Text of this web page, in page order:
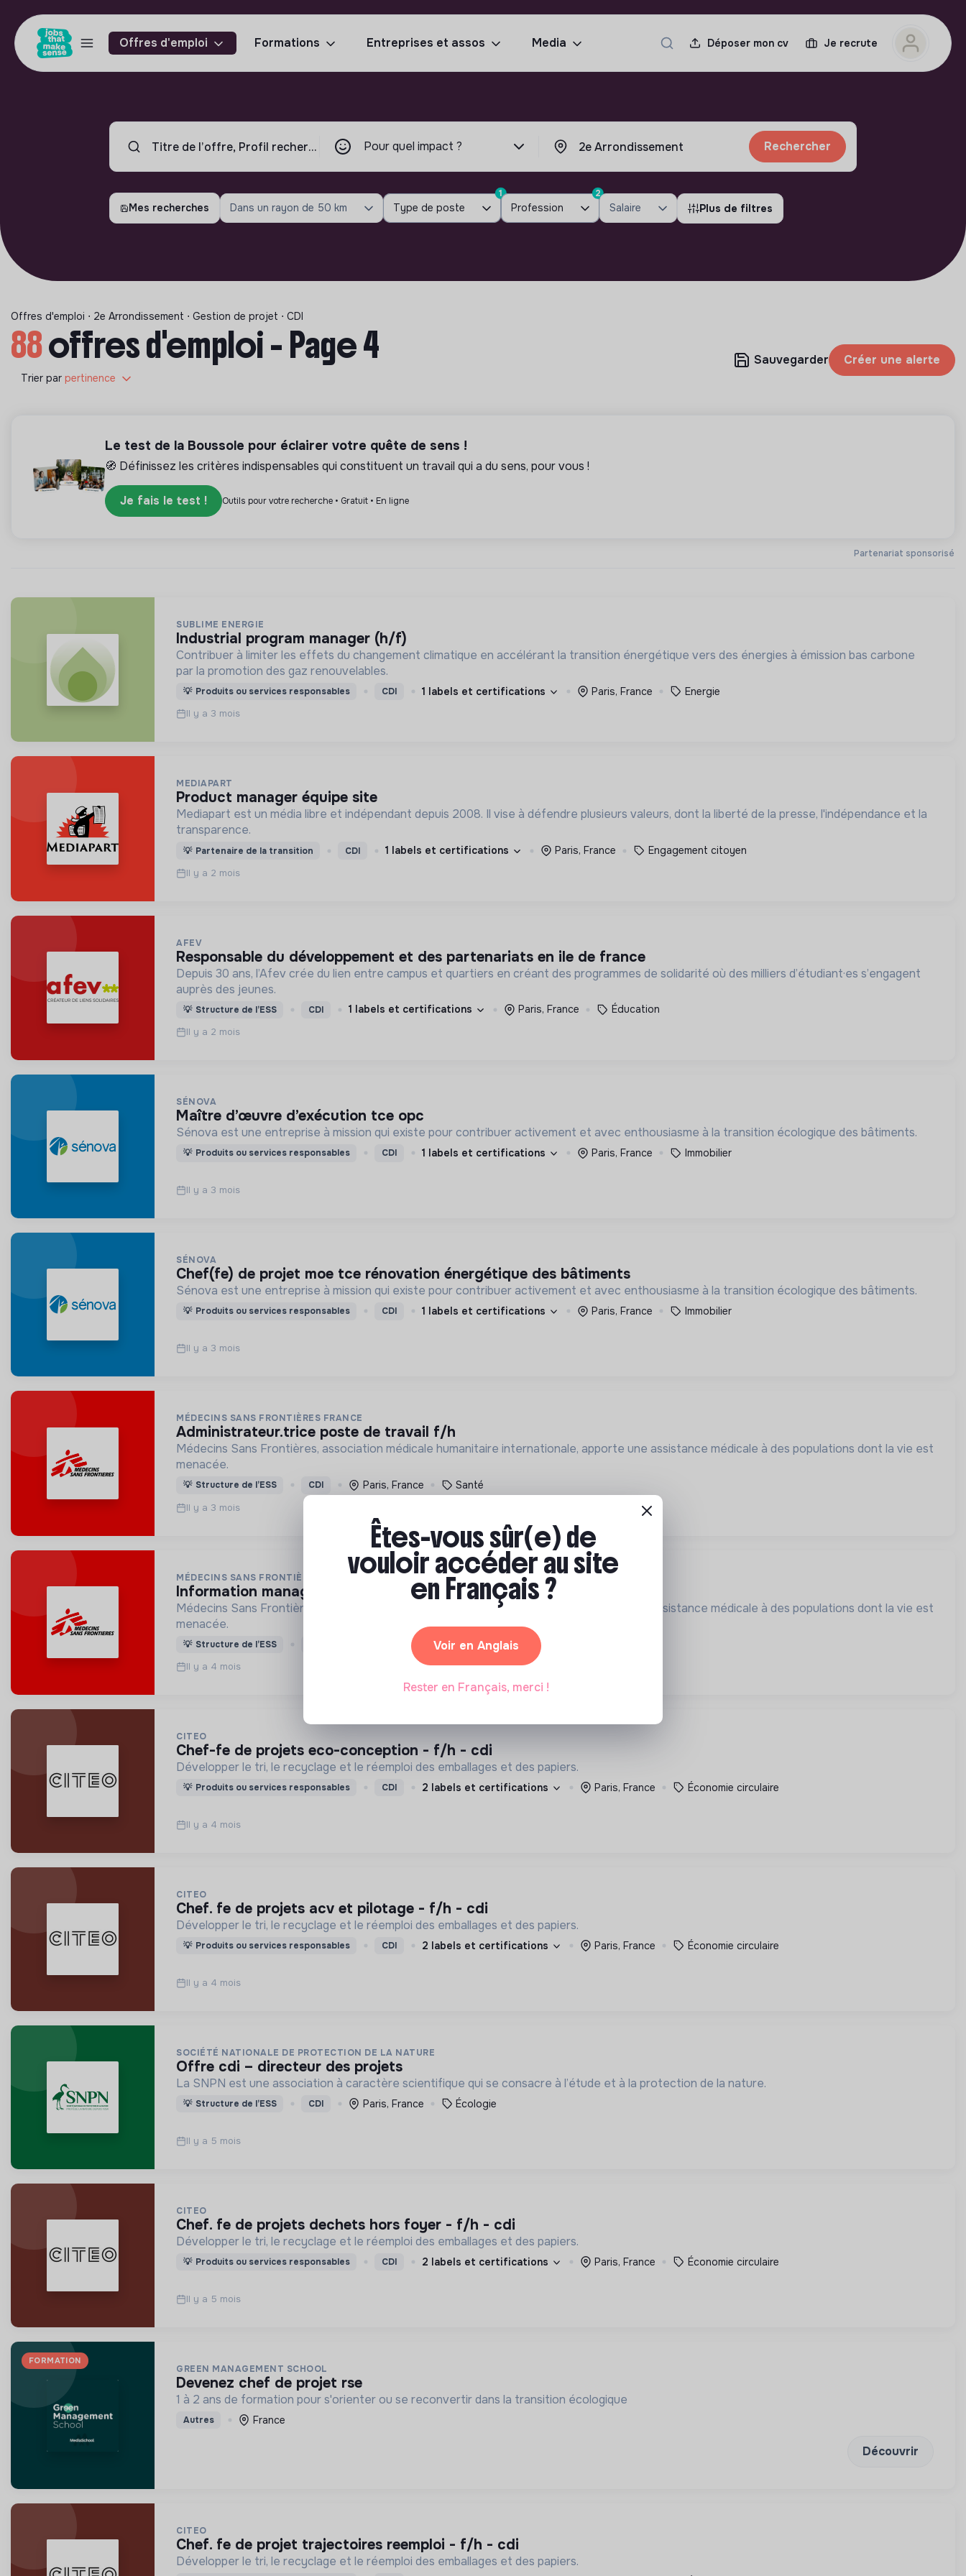
Offres d'emploi Formations Entreprises et assos Media Déposer mon cv Je recrute
Pour quel impact ? Rechercher
Mes recherches Dans un rayon de 50 km Type de poste
1
Profession
2
Salaire Plus de filtres
Offres d'emploi ⋅ 2e Arrondissement ⋅ Gestion de projet ⋅ CDI
88offres d'emploi - Page 4
Trier par pertinence
Sauvegarder Créer une alerte
Partenariat sponsorisé
Le test de la Boussole pour éclairer votre quête de sens !
🧭 Définissez les critères indispensables qui constituent un travail qui a du sens, pour vous !
Je fais le test ! Outils pour votre recherche • Gratuit • En ligne
SUBLIME ENERGIE
industrial program manager (h/f)
Contribuer à limiter les effets du changement climatique en accélérant la transition énergétique vers des énergies à émission bas carbone
par la promotion des gaz renouvelables.
💡 Produits ou services responsables CDI 1 labels et certifications Paris, France Energie
Il y a 3 mois
MEDIAPART
product manager équipe site
Mediapart est un média libre et indépendant depuis 2008. Il vise à défendre plusieurs valeurs, dont la liberté de la presse, l'indépendance et la
transparence.
💡 Partenaire de la transition CDI 1 labels et certifications Paris, France Engagement citoyen
Il y a 2 mois
AFEV
responsable du développement et des partenariats en ile de france
Depuis 30 ans, l’Afev crée du lien entre campus et quartiers en créant des programmes de solidarité où des milliers d’étudiant·es s’engagent
auprès des jeunes.
💡 Structure de l’ESS CDI 1 labels et certifications Paris, France Éducation
Il y a 2 mois
SÉNOVA
maître d’œuvre d’exécution tce opc
Sénova est une entreprise à mission qui existe pour contribuer activement et avec enthousiasme à la transition écologique des bâtiments.
💡 Produits ou services responsables CDI 1 labels et certifications Paris, France Immobilier
Il y a 3 mois
SÉNOVA
chef(fe) de projet moe tce rénovation énergétique des bâtiments
Sénova est une entreprise à mission qui existe pour contribuer activement et avec enthousiasme à la transition écologique des bâtiments.
💡 Produits ou services responsables CDI 1 labels et certifications Paris, France Immobilier
Il y a 3 mois
MÉDECINS SANS FRONTIÈRES FRANCE
administrateur.trice poste de travail f/h
Médecins Sans Frontières, association médicale humanitaire internationale, apporte une assistance médicale à des populations dont la vie est
menacée.
💡 Structure de l’ESS CDI Paris, France Santé
Il y a 3 mois
MÉDECINS SANS FRONTIÈRES FRANCE
information manager intranet f/h
Médecins Sans Frontières, association médicale humanitaire internationale, apporte une assistance médicale à des populations dont la vie est
menacée.
💡 Structure de l’ESS Paris, France Santé
Il y a 4 mois
CITEO
chef-fe de projets eco-conception - f/h - cdi
Développer le tri, le recyclage et le réemploi des emballages et des papiers.
💡 Produits ou services responsables CDI 2 labels et certifications Paris, France Économie circulaire
Il y a 4 mois
CITEO
chef. fe de projets acv et pilotage - f/h - cdi
Développer le tri, le recyclage et le réemploi des emballages et des papiers.
💡 Produits ou services responsables CDI 2 labels et certifications Paris, France Économie circulaire
Il y a 4 mois
SOCIÉTÉ NATIONALE DE PROTECTION DE LA NATURE
offre cdi – directeur des projets
La SNPN est une association à caractère scientifique qui se consacre à l’étude et à la protection de la nature.
💡 Structure de l’ESS CDI Paris, France Écologie
Il y a 5 mois
CITEO
chef. fe de projets dechets hors foyer - f/h - cdi
Développer le tri, le recyclage et le réemploi des emballages et des papiers.
💡 Produits ou services responsables CDI 2 labels et certifications Paris, France Économie circulaire
Il y a 5 mois
FORMATION
GREEN MANAGEMENT SCHOOL
devenez chef de projet rse
1 à 2 ans de formation pour s'orienter ou se reconvertir dans la transition écologique
Autres France
Découvrir
CITEO
chef. fe de projet trajectoires reemploi - f/h - cdi
Développer le tri, le recyclage et le réemploi des emballages et des papiers.
Êtes-vous sûr(e) de
vouloir accéder au site
en Français ?
Voir en Anglais
Rester en Français, merci !